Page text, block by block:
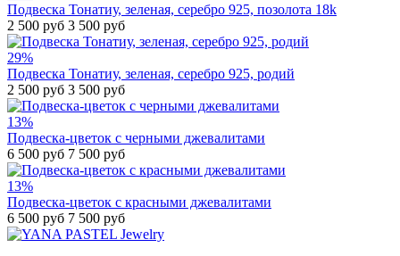
Подвеска Тонатиу, зеленая, серебро 925, позолота 18k
2 500 руб 3 500 руб
29%
Подвеска Тонатиу, зеленая, серебро 925, родий
2 500 руб 3 500 руб
13%
Подвеска-цветок с черными джевалитами
6 500 руб 7 500 руб
13%
Подвеска-цветок с красными джевалитами
6 500 руб 7 500 руб